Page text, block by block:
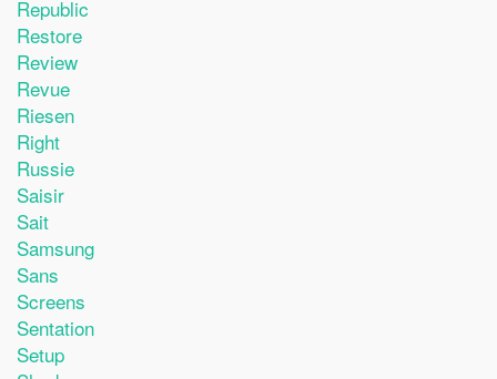
Republic
Restore
Review
Revue
Riesen
Right
Russie
Saisir
Sait
Samsung
Sans
Screens
Sentation
Setup